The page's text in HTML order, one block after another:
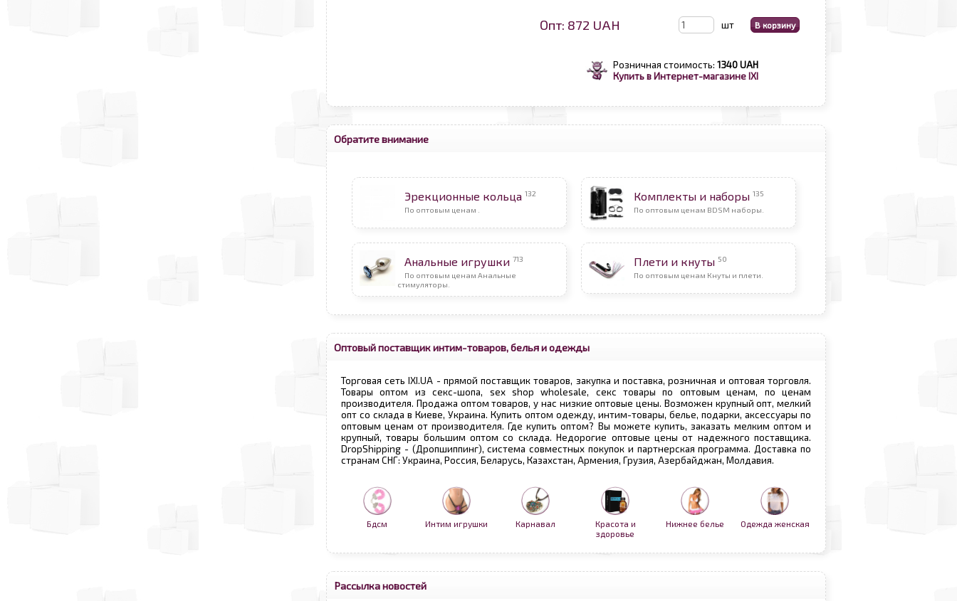
Опт: 872 UAH шт
Розничная стоимость: 1340 UAH
Купить в Интернет-магазине IXI
Обратите внимание
Эрекционные кольца 132
По оптовым ценам .
Комплекты и наборы 135
По оптовым ценам BDSM наборы.
Анальные игрушки 713
По оптовым ценам Анальные
стимуляторы.
Плети и кнуты 50
По оптовым ценам Кнуты и плети.
Оптовый поставщик интим-товаров, белья и одежды
Торговая сеть IXI.UA - прямой поставщик товаров, закупка и поставка, розничная и оптовая торговля.
Товары оптом из секс-шопа, sex shop wholesale, секс товары по оптовым ценам, по ценам
производителя. Продажа оптом товаров, у нас низкие оптовые цены. Возможен крупный опт, мелкий
опт со склада в Киеве, Украина. Купить оптом одежду, интим-товары, белье, подарки, аксессуары по
оптовым ценам от производителя. Где купить оптом? Вы можете купить, заказать мелким оптом и
крупный, товары большим оптом со склада. Недорогие оптовые цены от надежного поставщика.
DropShipping - (Дропшиппинг), система совместных покупок и партнерская программа. Доставка по
странам СНГ: Украина, Россия, Беларусь, Казахстан, Армения, Грузия, Азербайджан, Молдавия.
Бдсм Интим игрушки Карнавал
Красота и
здоровье
Нижнее белье Одежда женская
Рассылка новостей